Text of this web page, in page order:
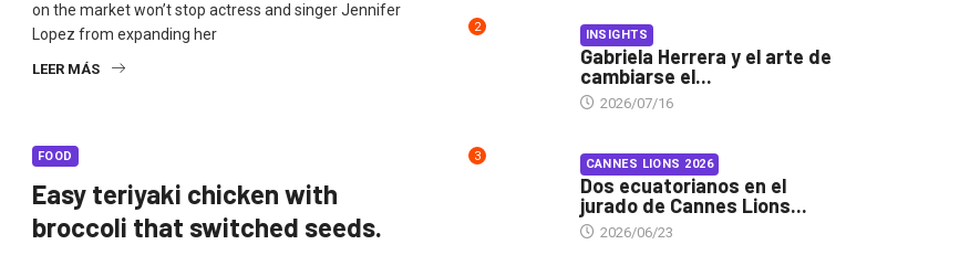
on the market won’t stop actress and singer Jennifer
Lopez from expanding her
LEER MÁS
FOOD
Easy teriyaki chicken with
broccoli that switched seeds.
2 INSIGHTS
Gabriela Herrera y el arte de
cambiarse el...
2026/07/16
3 CANNES LIONS 2026
Dos ecuatorianos en el
jurado de Cannes Lions...
2026/06/23